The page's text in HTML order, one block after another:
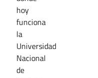
hoy
funciona
la
Universidad
Nacional
de